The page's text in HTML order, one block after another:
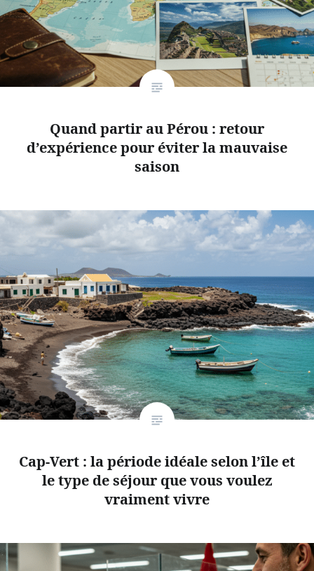
Quand partir au Pérou : retour
d’expérience pour éviter la mauvaise
saison
Cap-Vert : la période idéale selon l’île et
le type de séjour que vous voulez
vraiment vivre